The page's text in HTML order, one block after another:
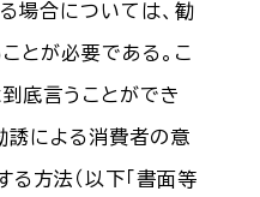
場合については、勧
とが必要である。こ
底言うことができ
誘による消費者の意
方法（以下「書面等